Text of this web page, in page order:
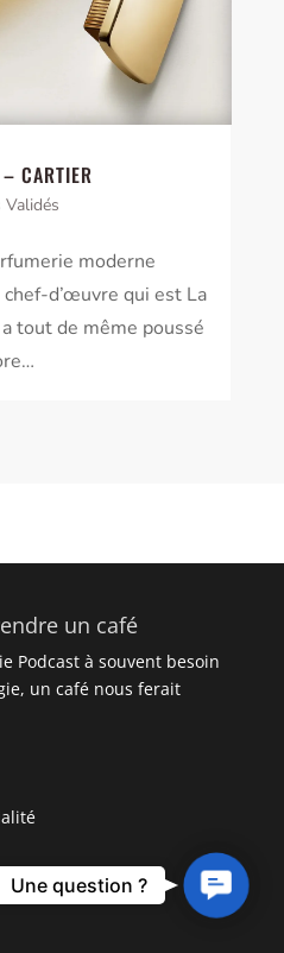
CARTIER
Validés
moderne
d’œuvre qui est La
tout de même poussé
un café
Podcast à souvent besoin
un café nous ferait
Contact
Us
Une question ?